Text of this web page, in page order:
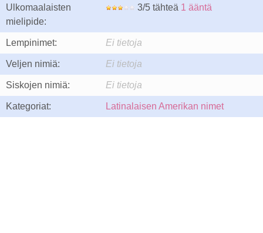
Ulkomaalaisten
mielipide:
3/5 tähteä 1 ääntä
Lempinimet: Ei tietoja
Veljen nimiä: Ei tietoja
Siskojen nimiä: Ei tietoja
Kategoriat: Latinalaisen Amerikan nimet